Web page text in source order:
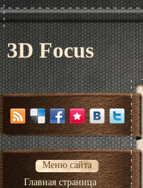
3D Focus
Меню сайта
Главная страница